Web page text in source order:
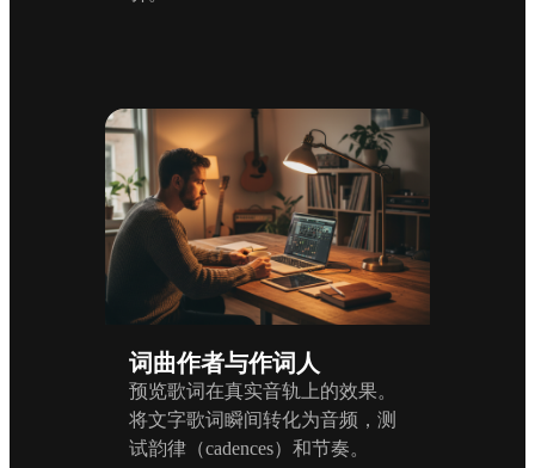
词曲作者与作词人
预览歌词在真实音轨上的效果。
将文字歌词瞬间转化为音频，测
试韵律（cadences）和节奏。